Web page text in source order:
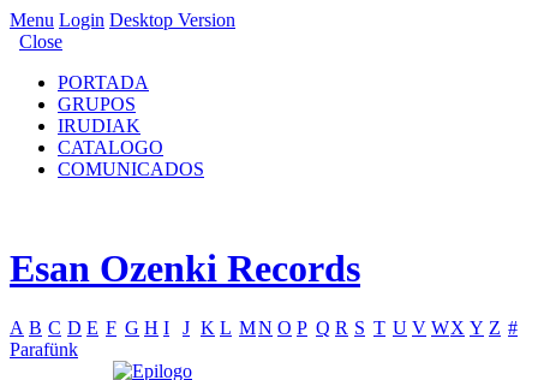
Menu Login Desktop Version
Close
PORTADA
GRUPOS
IRUDIAK
CATALOGO
COMUNICADOS
Esan Ozenki Records
A B C D E F G H I J K L MN O P Q R S T U V WX Y Z #
Parafünk